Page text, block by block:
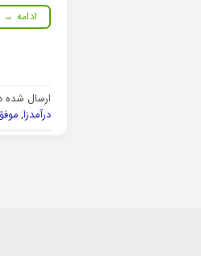
ادامه →
ارسال شده
درآمدزا,